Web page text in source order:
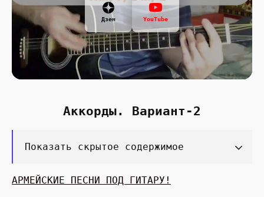
Дзен YouTube
Аккорды. Вариант-2
Показать скрытое содержимое
АРМЕЙСКИЕ ПЕСНИ ПОД ГИТАРУ!